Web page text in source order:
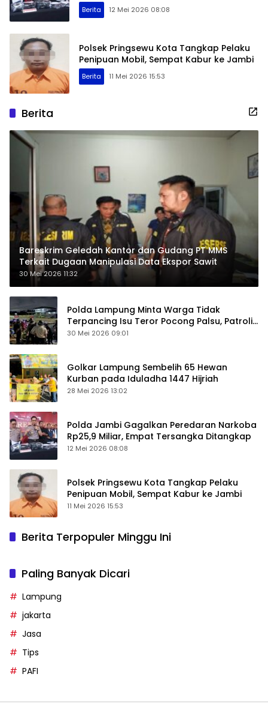
Berita 12 Mei 2026 08:08
Polsek Pringsewu Kota Tangkap Pelaku
Penipuan Mobil, Sempat Kabur ke Jambi
Berita 11 Mei 2026 15:53
Berita
Bareskrim Geledah Kantor dan Gudang PT MMS
Terkait Dugaan Manipulasi Data Ekspor Sawit
30 Mei 2026 11:32
Polda Lampung Minta Warga Tidak
Terpancing Isu Teror Pocong Palsu, Patroli
Keamanan Ditingkatkan
30 Mei 2026 09:01
Golkar Lampung Sembelih 65 Hewan
Kurban pada Iduladha 1447 Hijriah
28 Mei 2026 13:02
Polda Jambi Gagalkan Peredaran Narkoba
Rp25,9 Miliar, Empat Tersangka Ditangkap
12 Mei 2026 08:08
Polsek Pringsewu Kota Tangkap Pelaku
Penipuan Mobil, Sempat Kabur ke Jambi
11 Mei 2026 15:53
Berita Terpopuler Minggu Ini
Paling Banyak Dicari
Lampung
jakarta
Jasa
Tips
PAFI